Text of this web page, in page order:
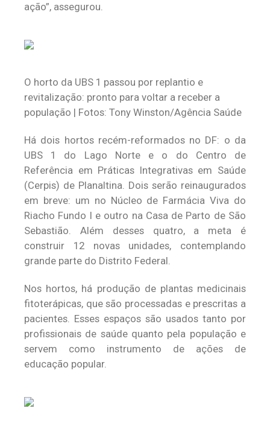
ação”, assegurou.
O horto da UBS 1 passou por replantio e
revitalização: pronto para voltar a receber a
população | Fotos: Tony Winston/Agência Saúde
Há dois hortos recém-reformados no DF: o da
UBS 1 do Lago Norte e o do Centro de
Referência em Práticas Integrativas em Saúde
(Cerpis) de Planaltina. Dois serão reinaugurados
em breve: um no Núcleo de Farmácia Viva do
Riacho Fundo I e outro na Casa de Parto de São
Sebastião. Além desses quatro, a meta é
construir 12 novas unidades, contemplando
grande parte do Distrito Federal.
Nos hortos, há produção de plantas medicinais
fitoterápicas, que são processadas e prescritas a
pacientes. Esses espaços são usados tanto por
profissionais de saúde quanto pela população e
servem como instrumento de ações de
educação popular.